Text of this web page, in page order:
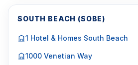
SOUTH BEACH (SOBE)
1 Hotel & Homes South Beach
1000 Venetian Way